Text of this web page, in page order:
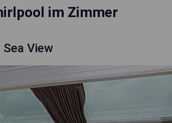
im Zimmer
View